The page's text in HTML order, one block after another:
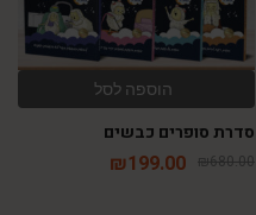
הוספה לסל
סדרת סופרים כבשים
₪680.00
₪199.00